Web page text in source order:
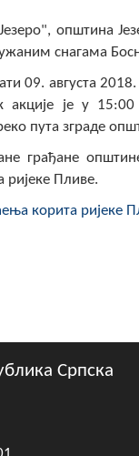
општина
снагама
09. августа
акције је у
пута зграде
грађане
Пливе.
корита ријеке
Српска